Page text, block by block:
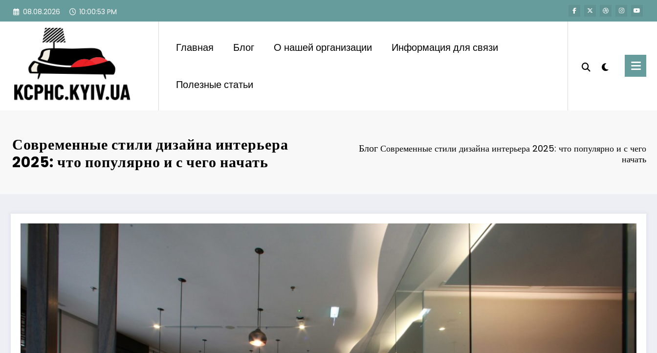
Перейти
содержимому
08.08.2026 10:00:55 PM
Главная Блог О нашей организации Информация для связи
Полезные статьи
Современные стили дизайна интерьера
2025: что популярно и с чего начать
Блог Современные стили дизайна интерьера 2025: что популярно и с чего
начать